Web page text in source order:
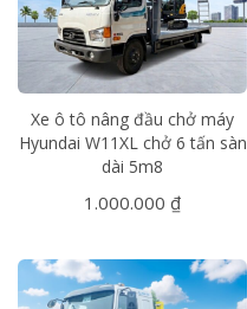
Xe ô tô nâng đầu chở máy
Hyundai W11XL chở 6 tấn sàn
dài 5m8
1.000.000 ₫